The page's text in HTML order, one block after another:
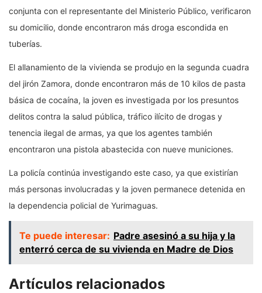
conjunta con el representante del Ministerio Público, verificaron
su domicilio, donde encontraron más droga escondida en
tuberías.
El allanamiento de la vivienda se produjo en la segunda cuadra
del jirón Zamora, donde encontraron más de 10 kilos de pasta
básica de cocaína, la joven es investigada por los presuntos
delitos contra la salud pública, tráfico ilícito de drogas y
tenencia ilegal de armas, ya que los agentes también
encontraron una pistola abastecida con nueve municiones.
La policía continúa investigando este caso, ya que existirían
más personas involucradas y la joven permanece detenida en
la dependencia policial de Yurimaguas.
Te puede interesar: Padre asesinó a su hija y la
enterró cerca de su vivienda en Madre de Dios
Artículos relacionados